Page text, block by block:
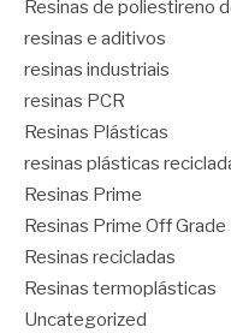
Resinas de poliestireno
resinas e aditivos
resinas industriais
resinas PCR
Resinas Plásticas
resinas plásticas
Resinas Prime
Resinas Prime Off Grade
Resinas recicladas
Resinas termoplásticas
Uncategorized